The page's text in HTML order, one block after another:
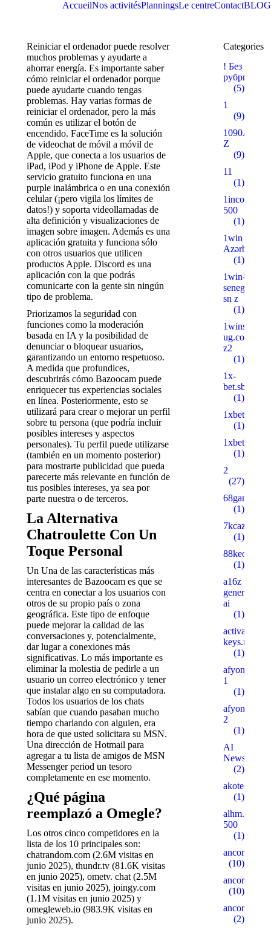
AccueilNos activitésPlanningsLe centreContactBLOG
Reiniciar el ordenador puede resolver
muchos problemas y ayudarte a
ahorrar energía. Es importante saber
cómo reiniciar el ordenador porque
puede ayudarte cuando tengas
problemas. Hay varias formas de
reiniciar el ordenador, pero la más
común es utilizar el botón de
encendido. FaceTime es la solución
de videochat de móvil a móvil de
Apple, que conecta a los usuarios de
iPad, iPod y iPhone de Apple. Este
servicio gratuito funciona en una
purple inalámbrica o en una conexión
celular (¡pero vigila los límites de
datos!) y soporta videollamadas de
alta definición y visualizaciones de
imagen sobre imagen. Además es una
aplicación gratuita y funciona sólo
con otros usuarios que utilicen
productos Apple. Discord es una
aplicación con la que podrás
comunicarte con la gente sin ningún
tipo de problema.
Priorizamos la seguridad con
funciones como la moderación
basada en IA y la posibilidad de
denunciar o bloquear usuarios,
garantizando un entorno respetuoso.
A medida que profundices,
descubrirás cómo Bazoocam puede
enriquecer tus experiencias sociales
en línea. Posteriormente, esto se
utilizará para crear o mejorar un perfil
sobre tu persona (que podría incluir
posibles intereses y aspectos
personales). Tu perfil puede utilizarse
(también en un momento posterior)
para mostrarte publicidad que pueda
parecerte más relevante en función de
tus posibles intereses, ya sea por
parte nuestra o de terceros.
La Alternativa
Chatroulette Con Un
Toque Personal
Un Una de las características más
interesantes de Bazoocam es que se
centra en conectar a los usuarios con
otros de su propio país o zona
geográfica. Este tipo de enfoque
puede mejorar la calidad de las
conversaciones y, potencialmente,
dar lugar a conexiones más
significativas. Lo más importante es
eliminar la molestia de pedirle a un
usuario un correo electrónico y tener
que instalar algo en su computadora.
Todos los usuarios de los chats
sabían que cuando pasaban mucho
tiempo charlando con alguien, era
hora de que usted solicitara su MSN.
Una dirección de Hotmail para
agregar a tu lista de amigos de MSN
Messenger period un tesoro
completamente en ese momento.
¿Qué página
reemplazó a Omegle?
Los otros cinco competidores en la
lista de los 10 principales son:
chatrandom.com (2.6M visitas en
junio 2025), thundr.tv (81.6K visitas
en junio 2025), ometv. chat (2.5M
visitas en junio 2025), joingy.com
(1.1M visitas en junio 2025) y
omegleweb.io (983.9K visitas en
junio 2025).
Categories
! Без
рубрики
(5)
1
(9)
1090A
Z
(9)
11
(1)
1incom.ru
500
(1)
1win
Azərbaycan
(1)
1win-
sn z
(1)
1wins-
ug.com
z2
(1)
1x-
bet.sbs
(1)
(1)
(1)
2
(27)
(1)
7kcazino.co
(1)
88keo.com
(1)
a16z
generative
ai
(1)
activation-
keys.ru
(1)
1
(1)
2
(1)
AI
News
(2)
akotech.ru
(1)
alhm.ru
500
(1)
ancor10
(10)
ancor100
(10)
ancor15
(2)